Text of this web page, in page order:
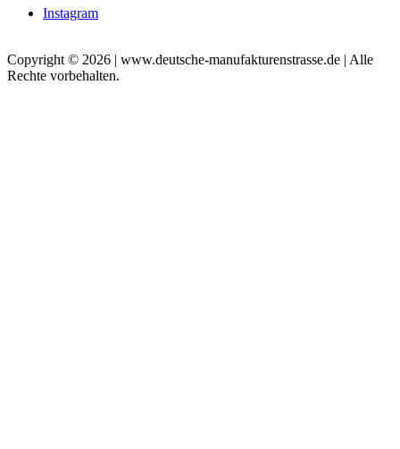
Instagram
Copyright © 2026 | www.deutsche-manufakturenstrasse.de | Alle
Rechte vorbehalten.